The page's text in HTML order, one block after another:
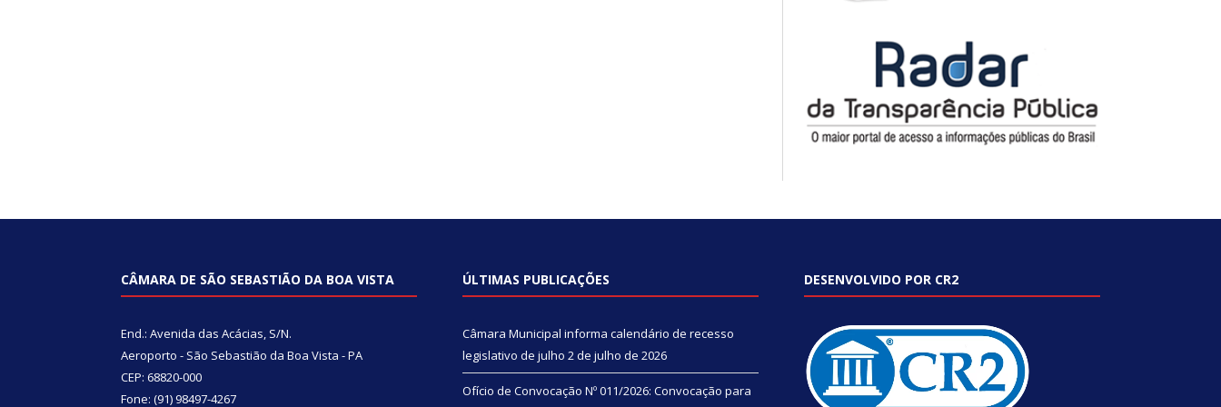
CÂMARA DE SÃO SEBASTIÃO DA BOA VISTA
End.: Avenida das Acácias, S/N.
Aeroporto - São Sebastião da Boa Vista - PA
CEP: 68820-000
Fone: (91) 98497-4267
ÚLTIMAS PUBLICAÇÕES
Câmara Municipal informa calendário de recesso
legislativo de julho 2 de julho de 2026
Ofício de Convocação Nº 011/2026: Convocação para
DESENVOLVIDO POR CR2